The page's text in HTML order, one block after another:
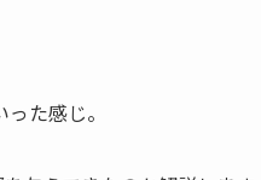
った感じ。